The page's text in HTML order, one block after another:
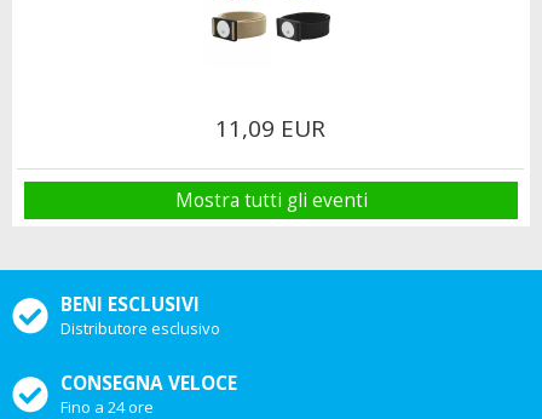
11,09 EUR
Mostra tutti gli eventi
BENI ESCLUSIVI
Distributore esclusivo
CONSEGNA VELOCE
Fino a 24 ore